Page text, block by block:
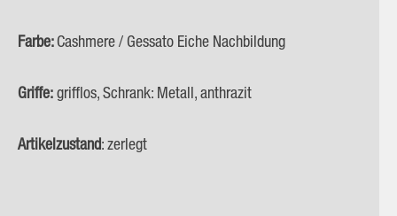
Farbe:Cashmere / Gessato Eiche Nachbildung
Griffe:grifflos, Schrank: Metall, anthrazit
Artikelzustand: zerlegt